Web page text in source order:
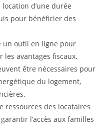
d’une durée
pour bénéficier des
un outil en ligne pour
les avantages fiscaux.
être nécessaires pour
du logement,
ressources des locataires
l’accès aux familles